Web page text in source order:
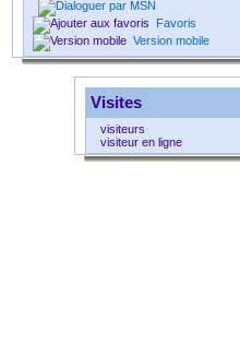
Favoris
Version mobile
Visites
visiteurs
visiteur en ligne